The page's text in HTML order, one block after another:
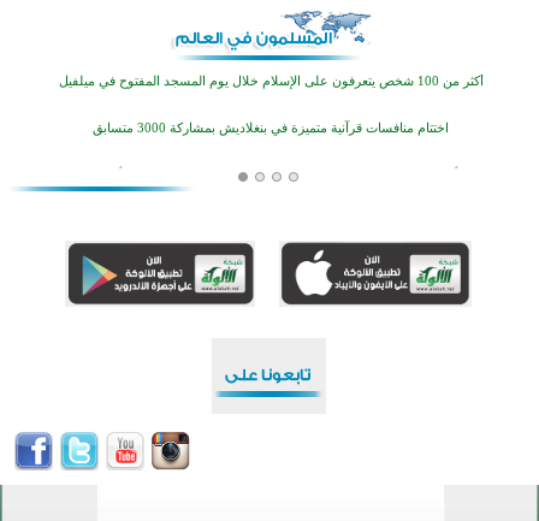
اختتام الدورة التاسعة لمسابقة حفظ وتلاوة القرآن الكريم في أزناكاييف
أكثر من 100 شخص يتعرفون على الإسلام خلال يوم المسجد المفتوح في ميلفيل
اختتام منافسات قرآنية متميزة في بنغلاديش بمشاركة 3000 متسابق
منطقة ريبوفسي تحتفل بميلاد مسجد جديد في أجواء إيمانية مميزة